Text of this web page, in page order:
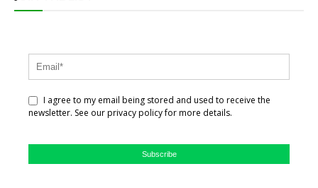
I agree to my email being stored and used to receive the
newsletter. See our privacy policy for more details.
Subscribe